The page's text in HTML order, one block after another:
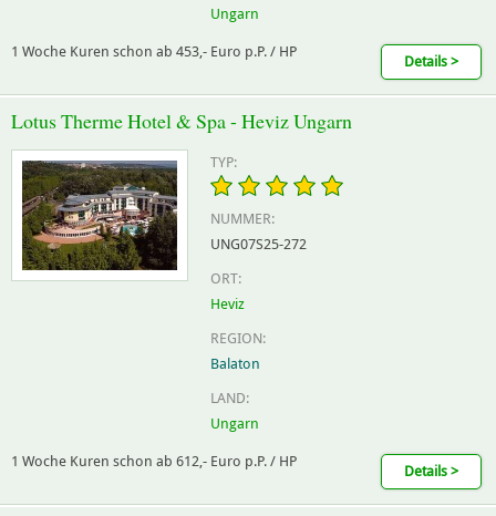
Ungarn
1 Woche Kuren schon ab 453,- Euro p.P. / HP
Details >
Lotus Therme Hotel & Spa - Heviz Ungarn
TYP:
NUMMER:
UNG07S25-272
ORT:
Heviz
REGION:
Balaton
LAND:
Ungarn
1 Woche Kuren schon ab 612,- Euro p.P. / HP
Details >